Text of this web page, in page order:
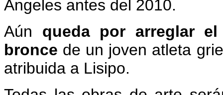
Ángeles antes del 2010.
Aún queda por arreglar
bronce de un joven atleta
atribuida a Lisipo.